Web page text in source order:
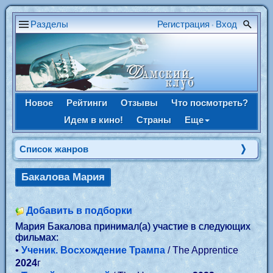
Разделы Регистрация • Вход
Новое Рейтинги Отзывы
Что посмотреть?
Идем в кино!
Страны Еще
Список жанров
Бакалова Мария
Добавить в подборки
Мария Бакалова принимал(а) участие в следующих
фильмах:
•Ученик. Восхождение Трампа/ The Apprentice
2024г